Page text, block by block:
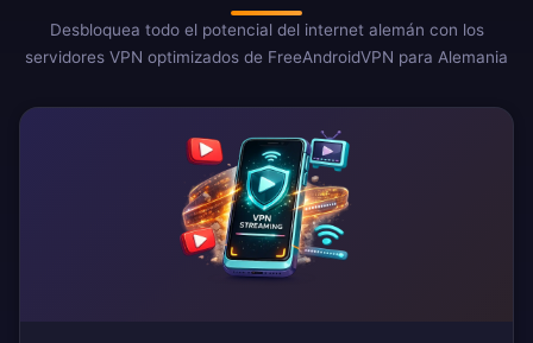
Desbloquea todo el potencial del internet alemán con los
servidores VPN optimizados de FreeAndroidVPN para Alemania